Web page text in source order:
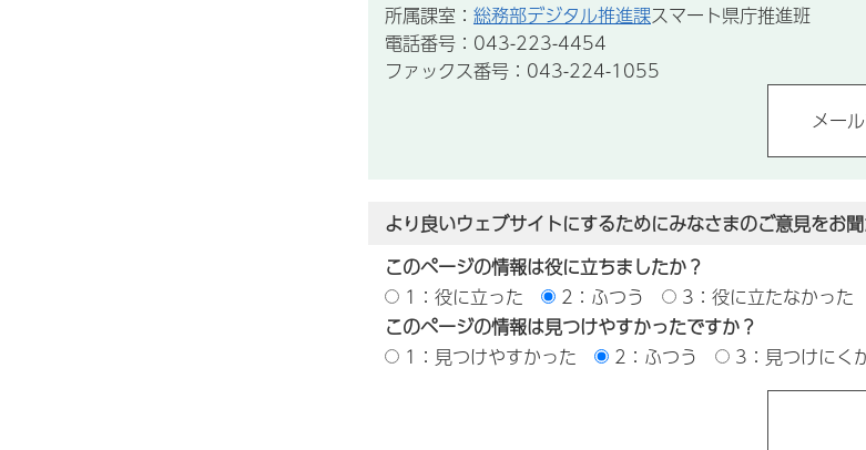
所属課室： 総務部デジタル推進課スマート県庁推進班
電話番号：043-223-4454
ファックス番号：043-224-1055
より良いウェブサイトにするためにみなさまのご意見をお
このページの情報は役に立ちましたか？
1：役に立った
2：ふつう
3：役に立たなかった
このページの情報は見つけやすかったですか？
1：見つけやすかった
2：ふつう 3：見つけにく